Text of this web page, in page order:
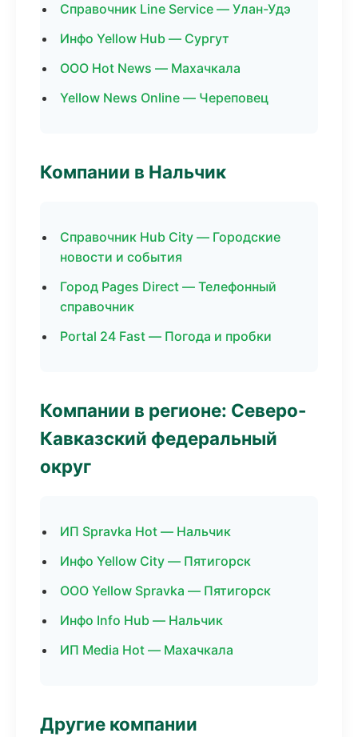
Справочник Line Service — Улан-Удэ
Инфо Yellow Hub — Сургут
ООО Hot News — Махачкала
Yellow News Online — Череповец
Компании в Нальчик
Справочник Hub City — Городские
новости и события
Город Pages Direct — Телефонный
справочник
Portal 24 Fast — Погода и пробки
Компании в регионе: Северо-
Кавказский федеральный
округ
ИП Spravka Hot — Нальчик
Инфо Yellow City — Пятигорск
ООО Yellow Spravka — Пятигорск
Инфо Info Hub — Нальчик
ИП Media Hot — Махачкала
Другие компании